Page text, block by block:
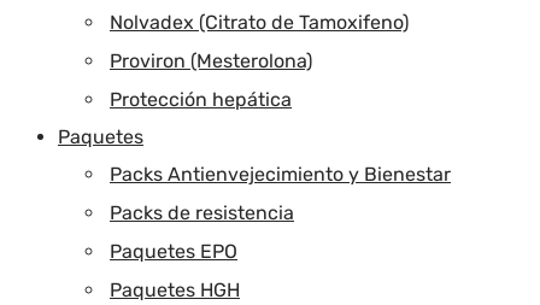
Nolvadex (Citrato de Tamoxifeno)
Proviron (Mesterolona)
Protección hepática
Paquetes
Packs Antienvejecimiento y Bienestar
Packs de resistencia
Paquetes EPO
Paquetes HGH